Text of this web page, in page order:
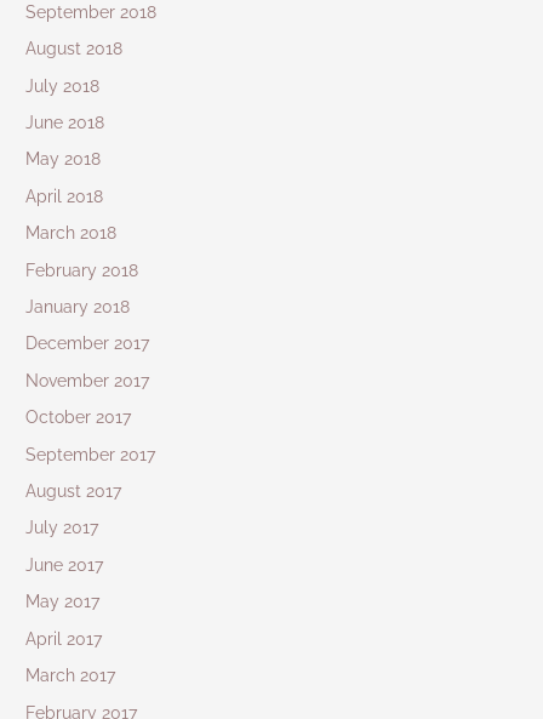
September 2018
August 2018
July 2018
June 2018
May 2018
April 2018
March 2018
February 2018
January 2018
December 2017
November 2017
October 2017
September 2017
August 2017
July 2017
June 2017
May 2017
April 2017
March 2017
February 2017